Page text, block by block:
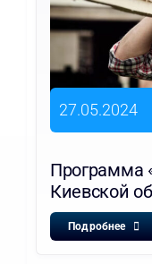
27.05.2024
Программа
Киевской
Подробнее